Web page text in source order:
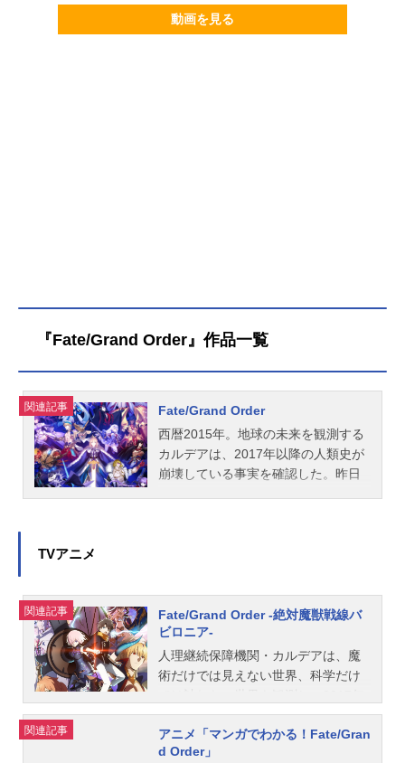
動画を見る
『Fate/Grand Order』作品一覧
関連記事
Fate/Grand Order
西暦2015年。地球の未来を観測する
カルデアは、2017年以降の人類史が
崩壊している事実を確認した。昨日
市。ここに今まではなかった、「観
測できない領域」が現れたと。ラプ
ラスはこれを人類絶滅の原因と仮定
し、いまだ実験段階だった第六の実
験を決行する事となった。それは過
て過去に送りこみ、事象に介入する
事で時空の特異点を解明、あるいは
破壊する禁断の儀式。その名を人理
TVアニメ
関連記事
Fate/Grand Order -絶対魔獣戦線バ
ビロニア-
人理継続保障機関・カルデアは、魔
術だけでは見えない世界、科学だけ
で絶滅することが証明されてしまっ
た人類史を存続させるため日夜活動
を続けている。人類絶滅の原因、歴
関連記事
アニメ「マンガでわかる！Fate/Gran
d Order」